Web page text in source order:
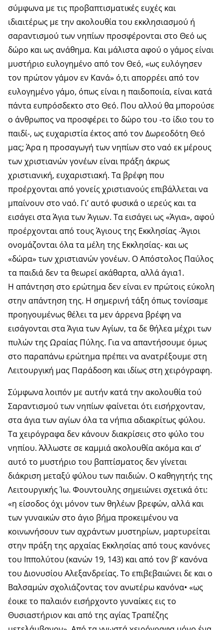
σύμφωνα με τις προβαπτισματικές ευχές και
ιδιαιτέρως με την ακολουθία του εκκλησιασμού ή
σαραντισμού των νηπίων προσφέρονται στο Θεό ως
δώρο και ως ανάθημα. Και μάλιστα αφού ο γάμος είναι
μυστήριο ευλογημένο από τον Θεό, «ως ευλόγησεν
τον πρώτον γάμον εν Κανά» ό,τι απορρέει από τον
ευλογημένο γάμο, όπως είναι η παιδοποιία, είναι κατά
πάντα ευπρόσδεκτο στο Θεό. Που αλλού θα μπορούσε
ο άνθρωπος να προσφέρει το δώρο του -το ίδιο του το
παιδί-, ως ευχαριστία έκτος από τον Δωρεοδότη Θεό
μας; Άρα η προσαγωγή των νηπίων στο ναό εκ μέρους
των χριστιανών γονέων είναι πράξη άκρως
χριστιανική, ευχαριστιακή. Τα βρέφη που
προέρχονται από γονείς χριστιανούς επιβάλλεται να
μπαίνουν στο ναό. Γι’ αυτό φυσικά ο ιερεύς και τα
εισάγει στα Άγια των Άγιων. Τα εισάγει ως «Άγια», αφού
προέρχονται από τους Άγιους της Εκκλησίας -Άγιοι
ονομάζονται όλα τα μέλη της Εκκλησίας- και ως
«δώρα» των χριστιανών γονέων. Ο Απόστολος Παύλος
τα παιδιά δεν τα θεωρεί ακάθαρτα, αλλά άγια1.
Η απάντηση στο ερώτημα δεν είναι εν πρώτοις εύκολη
στην απάντηση της. Η σημερινή τάξη όπως τονίσαμε
προηγουμένως θέλει τα μεν άρρενα βρέφη να
εισάγονται στα Άγια των Αγίων, τα δε θήλεα μέχρι των
πυλών της Ωραίας Πύλης. Για να απαντήσουμε όμως
στο παραπάνω ερώτημα πρέπει να ανατρέξουμε στη
Λειτουργική μας Παράδοση και ιδίως στη χειρόγραφη.
Σύμφωνα λοιπόν με αυτήν κατά την ακολουθία τού
Σαραντισμού των νηπίων φαίνεται ότι εισήρχονταν,
στα άγια των αγίων όλα τα νήπια αδιακρίτως φύλου.
Τα χειρόγραφα δεν κάνουν διακρίσεις στο φύλο του
νηπίου. Άλλωστε σε καμμιά ακολουθία ακόμα και σ’
αυτό το μυστήριο του βαπτίσματος δεν γίνεται
διάκριση μεταξύ φύλου των παιδιών. Ο καθηγητής της
Λειτουργικής Ίω. Φουντουλης σημειώνει σχετικά ότι:
«η είσοδος όχι μόνον των θηλέων βρεφών, αλλά και
των γυναικών στο άγιο βήμα προκειμένου να
κοινωνήσουν των αχράντων μυστηρίων, μαρτυρείται
στην πράξη της αρχαίας Εκκλησίας από τους κανόνες
του Ιππολύτου (κανών 19, 143) και από τον β’ κανόνα
του Διονυσίου Αλεξανδρείας. Το επιβεβαιώνει δε και ο
Βαλσαμών σχολιάζοντας τον ανωτέρω κανόνα• «ως
έοικε το παλαιόν εισήρχοντο γυναίκες εις το
Θυσιαστήριον και από της αγίας Τραπέζης